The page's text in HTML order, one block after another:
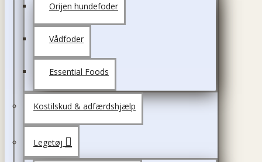
Orijen hundefoder
Vådfoder
Essential Foods
Kostilskud & adfærdshjælp
Legetøj